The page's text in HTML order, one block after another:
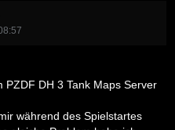
PZDF DH 3 Tank Maps Server
während des Spielstartes